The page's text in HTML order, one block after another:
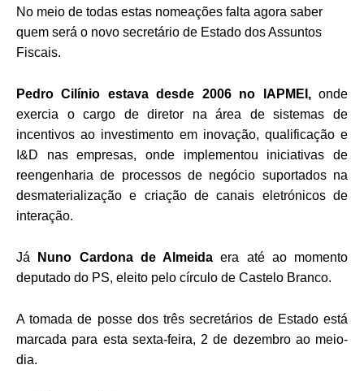
No meio de todas estas nomeações falta agora saber
quem será o novo secretário de Estado dos Assuntos
Fiscais.
Pedro Cilínio estava desde 2006 no IAPMEI,onde
exercia o cargo de diretor na área de sistemas de
incentivos ao investimento em inovação, qualificação e
I&D nas empresas, onde implementou iniciativas de
reengenharia de processos de negócio suportados na
desmaterialização e criação de canais eletrónicos de
interação.
Já Nuno Cardona de Almeida era até ao momento
deputado do PS, eleito pelo círculo de Castelo Branco.
A tomada de posse dos três secretários de Estado está
marcada para esta sexta-feira, 2 de dezembro ao meio-
dia.